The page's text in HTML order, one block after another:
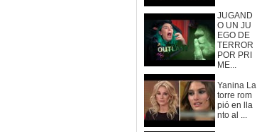
JUGAND
O UN JU
EGO DE
TERROR
POR PRI
ME...
Yanina La
torre rom
pió en lla
nto al ...